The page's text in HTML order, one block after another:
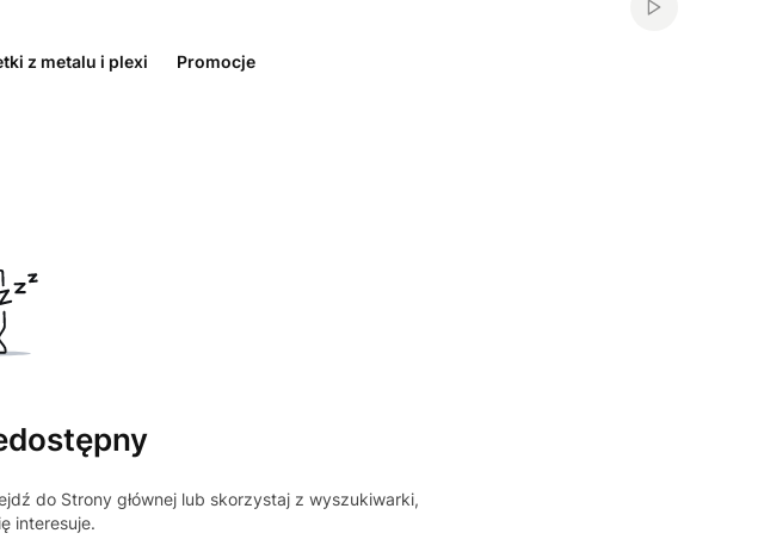
Włącz
z metalu i plexi Promocje
do Strony głównej lub skorzystaj z wyszukiwarki,
interesuje.